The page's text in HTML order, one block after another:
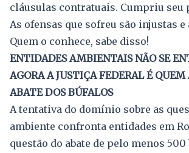
cláusulas contratuais. Cumpriu seu
As ofensas que sofreu são injustas e
Quem o conhece, sabe disso!
ENTIDADES AMBIENTAIS NÃO SE
AGORA A JUSTIÇA FEDERAL É
ABATE DOS BÚFALOS
A tentativa do domínio sobre as
ambiente confronta entidades em
questão do abate de pelo menos